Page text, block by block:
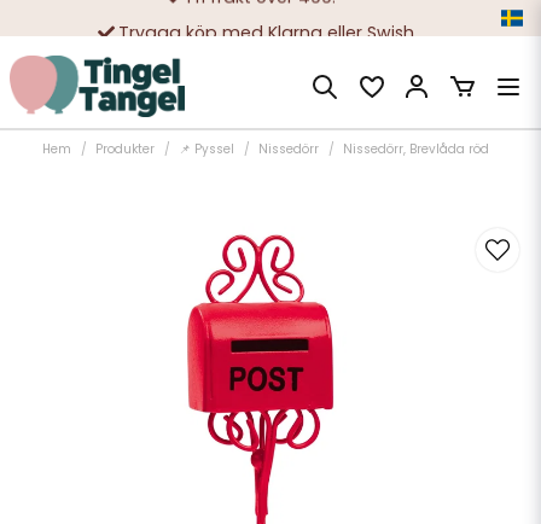
10 000-tals nöjda kunder
Hem Produkter 📌 Pyssel Nissedörr Nissedörr, Brevlåda röd